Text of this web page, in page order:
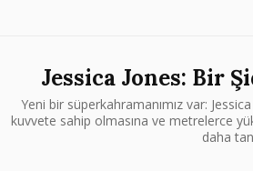
Jessica Jones: Bir
Yeni bir süperkahramanımız var:
kuvvete sahip olmasına ve metrelerce
daha